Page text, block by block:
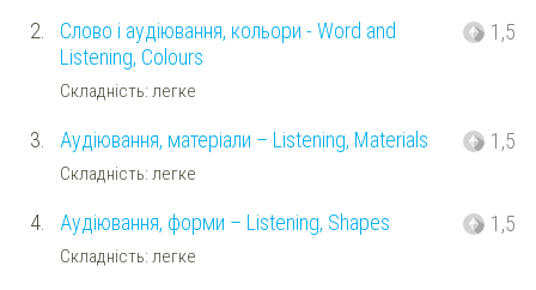
2.
Слово і аудіювання, кольори - Word and
Listening, Colours
Складність: легке
1,5
3. Аудіювання, матеріали – Listening, Materials
Складність: легке
1,5
4. Аудіювання, форми – Listening, Shapes
Складність: легке
1,5